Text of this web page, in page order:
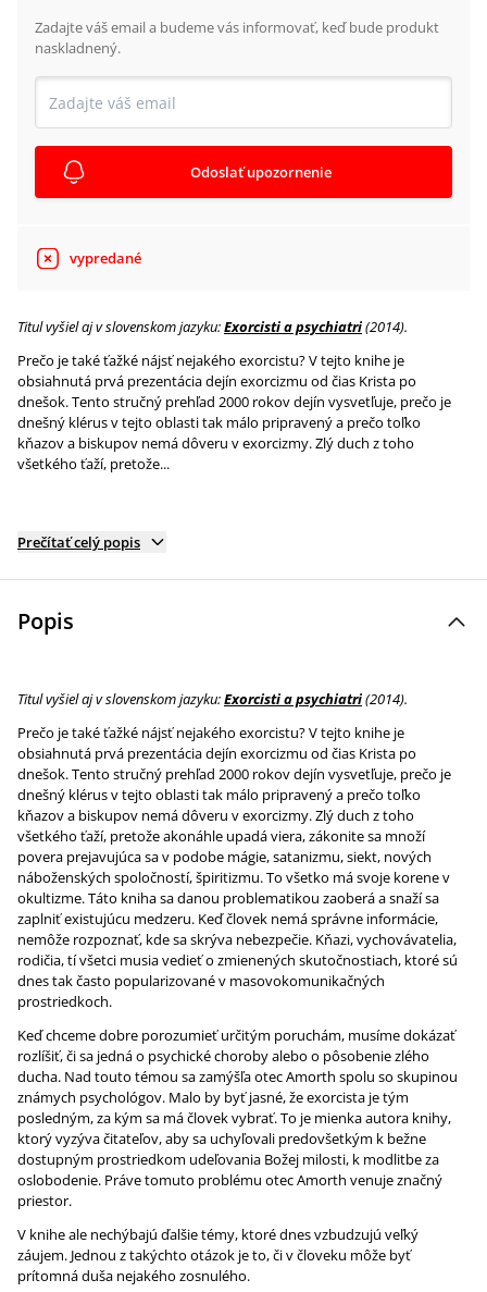
Zadajte váš email a budeme vás informovať, keď bude produkt
naskladnený.
Odoslať upozornenie
vypredané
Titul vyšiel aj v slovenskom jazyku:Exorcisti a psychiatri(2014).
Prečo je také ťažké nájsť nejakého exorcistu? V tejto knihe je
obsiahnutá prvá prezentácia dejín exorcizmu od čias Krista po
dnešok. Tento stručný prehľad 2000 rokov dejín vysvetľuje, prečo je
dnešný klérus v tejto oblasti tak málo pripravený a prečo toľko
kňazov a biskupov nemá dôveru v exorcizmy. Zlý duch z toho
všetkého ťaží, pretože...
Prečítať celý popis
Popis
Titul vyšiel aj v slovenskom jazyku:Exorcisti a psychiatri(2014).
Prečo je také ťažké nájsť nejakého exorcistu? V tejto knihe je
obsiahnutá prvá prezentácia dejín exorcizmu od čias Krista po
dnešok. Tento stručný prehľad 2000 rokov dejín vysvetľuje, prečo je
dnešný klérus v tejto oblasti tak málo pripravený a prečo toľko
kňazov a biskupov nemá dôveru v exorcizmy. Zlý duch z toho
všetkého ťaží, pretože akonáhle upadá viera, zákonite sa množí
povera prejavujúca sa v podobe mágie, satanizmu, siekt, nových
náboženských spoločností, špiritizmu. To všetko má svoje korene v
okultizme. Táto kniha sa danou problematikou zaoberá a snaží sa
zaplniť existujúcu medzeru. Keď človek nemá správne informácie,
nemôže rozpoznať, kde sa skrýva nebezpečie. Kňazi, vychovávatelia,
rodičia, tí všetci musia vedieť o zmienených skutočnostiach, ktoré sú
dnes tak často popularizované v masovokomunikačných
prostriedkoch.
Keď chceme dobre porozumieť určitým poruchám, musíme dokázať
rozlíšiť, či sa jedná o psychické choroby alebo o pôsobenie zlého
ducha. Nad touto témou sa zamýšľa otec Amorth spolu so skupinou
známych psychológov. Malo by byť jasné, že exorcista je tým
posledným, za kým sa má človek vybrať. To je mienka autora knihy,
ktorý vyzýva čitateľov, aby sa uchyľovali predovšetkým k bežne
dostupným prostriedkom udeľovania Božej milosti, k modlitbe za
oslobodenie. Práve tomuto problému otec Amorth venuje značný
priestor.
V knihe ale nechýbajú ďalšie témy, ktoré dnes vzbudzujú veľký
záujem. Jednou z takýchto otázok je to, či v človeku môže byť
prítomná duša nejakého zosnulého.